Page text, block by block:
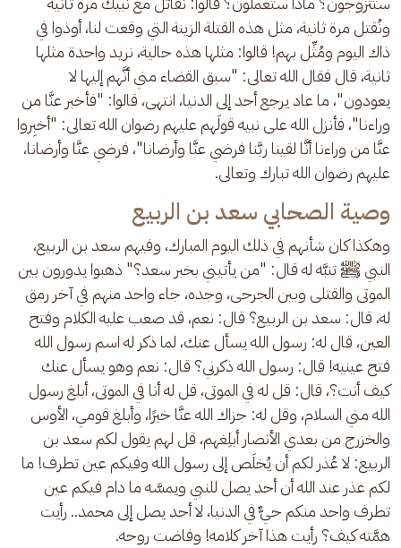
ونُقتل مرة ثانية، مثل هذه القتلة الزينة التي وقعت لنا، أوذوا في
ذاك اليوم ومُثِّل بهم! قالوا: مثلها هذه حالية، نريد واحدة مثلها
ثانية، قال فقال الله تعالى: "سبق القضاء مني أنَّهم إليها لا
يعودون"، ما عاد يرجع أحد إلى الدنيا، انتهى، قالوا: "فأخبر عنَّا من
وراءنا"، فأنزل الله على نبيه قولَهم عليهم رضوان الله تعالى: "أخبِروا
عنَّا من وراءنا أنَّا لقينا ربَّنا فرضي عنَّا وأرضانا"، فرضي عنَّا وأرضانا،
عليهم رضوان الله تبارك وتعالى.
وصية الصحابي سعد بن الربيع
وهكذا كان شأنهم في ذلك اليوم المبارك، وفيهم سعد بن الربيع،
النبي ﷺ تنبَّه له قال: "من يأتيني بخبر سعد؟" ذهبوا يدورون بين
الموتى والقتلى وبين الجرحى، وجده، جاء واحد منهم في آخر رمق
له، قال: سعد بن الربيع؟ قال: نعم، قد صعب عليه الكلام وفتح
العين، قال له: رسول الله يسأل عنك، لما ذكر له اسم رسول الله
فتح عينيه! قال: رسول الله ذكرني؟ قال: نعم وهو يسأل عنك
كيف أنت؟، قال: قل له في الموتى، قل له أنا في الموتى، أبلغ رسول
الله مني السلام، وقل له: جزاك الله عنَّا خيرًا، وأبلغ قومي، الأوس
والخزرج من بعدي الأنصار أبلِغهم، قل لهم يقول لكم سعد بن
الربيع: لا عُذر لكم أن يُخلَص إلى رسول الله وفيكم عين تطرف! ما
لكم عذر عند الله أن أحد يصل للنبي ويمسَّه ما دام فيكم عين
تطرف واحد منكم حيٌّ في الدنيا، لا أحد يصل إلى محمد.. رأيت
همَّته كيف؟ رأيت هذا آخر كلامه! وفاضت روحه.